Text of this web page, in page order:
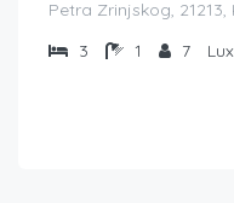
Petra Zrinjskog,
3
1 7